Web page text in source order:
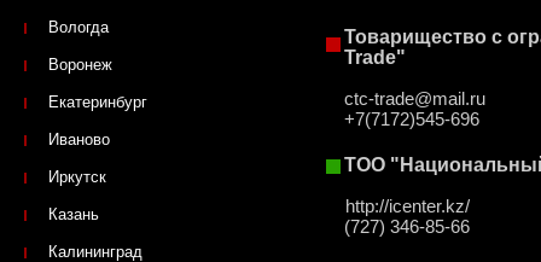
Товарищество с
Trade"
ctc-trade@mail.ru
+7(7172)545-696
ТОО
http://icenter.kz/
(727) 346-85-66
Вологда
Воронеж
Екатеринбург
Иваново
Иркутск
Казань
Калининград